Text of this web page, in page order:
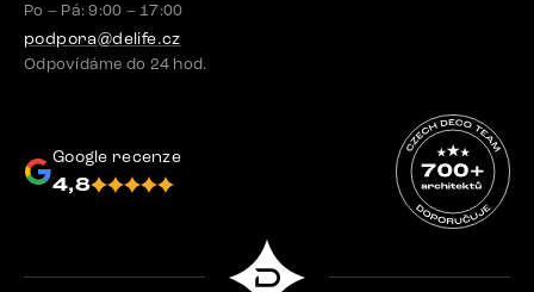
Po – Pá: 9:00 – 17:00
podpora@delife.cz
Odpovídáme do 24 hod.
Google recenze
4,8